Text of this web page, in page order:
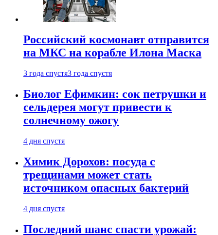
Российский космонавт отправится
на МКС на корабле Илона Маска
3 года спустя3 года спустя
Биолог Ефимкин: сок петрушки и
сельдерея могут привести к
солнечному ожогу
4 дня спустя
Химик Дорохов: посуда с
трещинами может стать
источником опасных бактерий
4 дня спустя
Последний шанс спасти урожай: